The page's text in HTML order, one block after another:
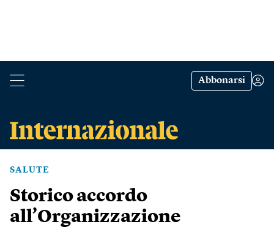
Abbonarsi
SALUTE
Storico accordo
all’Organizzazione